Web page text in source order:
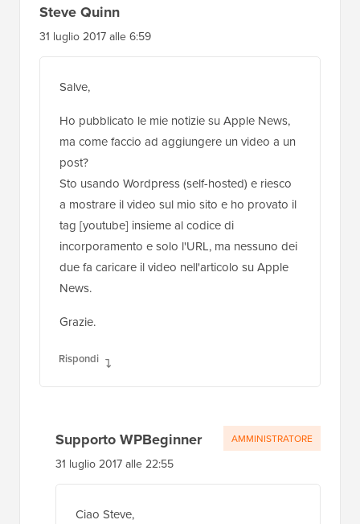
Steve Quinn
31 luglio 2017 alle 6:59
Salve,
Ho pubblicato le mie notizie su Apple News,
ma come faccio ad aggiungere un video a un
post?
Sto usando Wordpress (self-hosted) e riesco
a mostrare il video sul mio sito e ho provato il
tag [youtube] insieme al codice di
incorporamento e solo l'URL, ma nessuno dei
due fa caricare il video nell'articolo su Apple
News.
Grazie.
Rispondi
Supporto WPBeginner
31 luglio 2017 alle 22:55
Ciao Steve,
AMMINISTRATORE